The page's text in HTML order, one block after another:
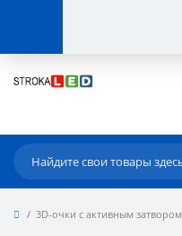
3D-очки с активным затвором